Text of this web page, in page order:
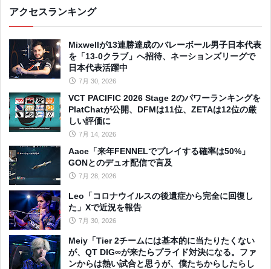
アクセスランキング
Mixwellが13連勝達成のバレーボール男子日本代表
を「13-0クラブ」へ招待、ネーションズリーグで
日本代表活躍中
7月 30, 2026
VCT PACIFIC 2026 Stage 2のパワーランキングを
PlatChatが公開、DFMは11位、ZETAは12位の厳
しい評価に
7月 14, 2026
Aace「来年FENNELでプレイする確率は50%」
GONとのデュオ配信で言及
7月 28, 2026
Leo「コロナウイルスの後遺症から完全に回復し
た」Xで近況を報告
7月 30, 2026
Meiy「Tier 2チームには基本的に当たりたくない
が、QT DIG∞が来たらプライド対決になる。ファ
ンからは熱い試合と思うが、僕たちからしたらし